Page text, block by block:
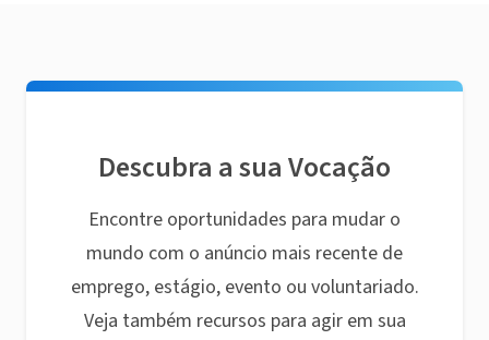
Descubra a sua Vocação
Encontre oportunidades para mudar o
mundo com o anúncio mais recente de
emprego, estágio, evento ou voluntariado.
Veja também recursos para agir em sua